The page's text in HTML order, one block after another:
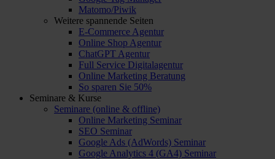
Matomo/Piwik
Weitere spannende Seiten
E-Commerce Agentur
Online Shop Agentur
ChatGPT Agentur
Full Service Digitalagentur
Online Marketing Beratung
So sparen Sie 50%
Seminare & Kurse
Seminare (online & offline)
Online Marketing Seminar
SEO Seminar
Google Ads (AdWords) Seminar
Google Analytics 4 (GA4) Seminar